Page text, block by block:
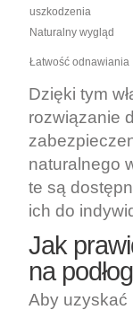
uszkodzenia
Naturalny wygląd
Łatwość odnawiania
Dzięki tym
rozwiązanie
naturalnego
te są
ich do
Jak
na
Aby uzyskać